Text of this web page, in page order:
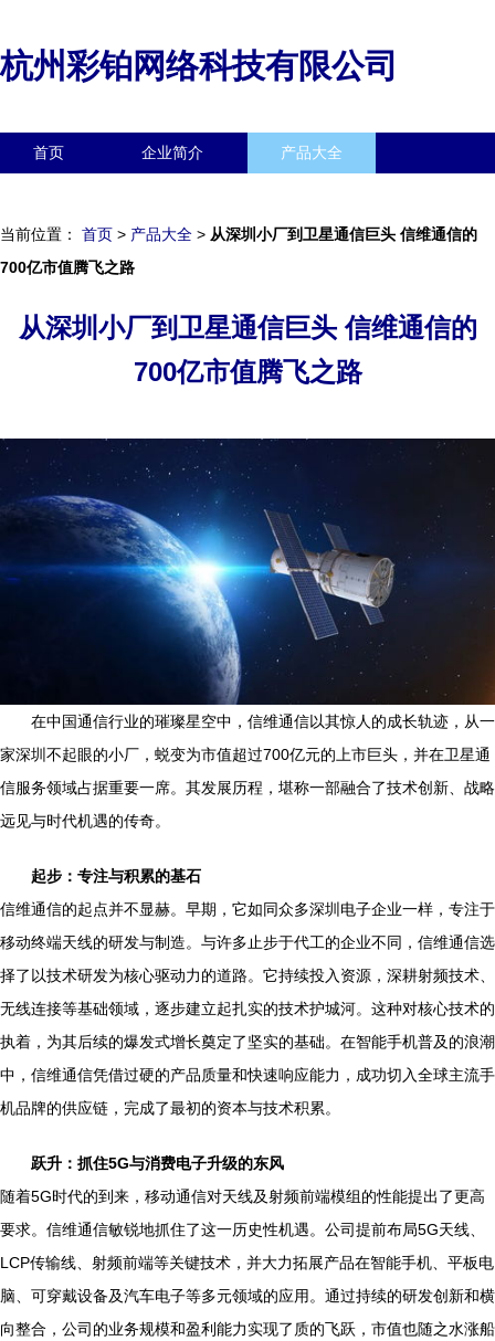
杭州彩铂网络科技有限公司
首页 企业简介 产品大全
当前位置： 首页 > 产品大全 > 从深圳小厂到卫星通信巨头 信维通信的
700亿市值腾飞之路
从深圳小厂到卫星通信巨头 信维通信的
700亿市值腾飞之路
在中国通信行业的璀璨星空中，信维通信以其惊人的成长轨迹，从一
家深圳不起眼的小厂，蜕变为市值超过700亿元的上市巨头，并在卫星通
信服务领域占据重要一席。其发展历程，堪称一部融合了技术创新、战略
远见与时代机遇的传奇。
起步：专注与积累的基石
信维通信的起点并不显赫。早期，它如同众多深圳电子企业一样，专注于
移动终端天线的研发与制造。与许多止步于代工的企业不同，信维通信选
择了以技术研发为核心驱动力的道路。它持续投入资源，深耕射频技术、
无线连接等基础领域，逐步建立起扎实的技术护城河。这种对核心技术的
执着，为其后续的爆发式增长奠定了坚实的基础。在智能手机普及的浪潮
中，信维通信凭借过硬的产品质量和快速响应能力，成功切入全球主流手
机品牌的供应链，完成了最初的资本与技术积累。
跃升：抓住5G与消费电子升级的东风
随着5G时代的到来，移动通信对天线及射频前端模组的性能提出了更高
要求。信维通信敏锐地抓住了这一历史性机遇。公司提前布局5G天线、
LCP传输线、射频前端等关键技术，并大力拓展产品在智能手机、平板电
脑、可穿戴设备及汽车电子等多元领域的应用。通过持续的研发创新和横
向整合，公司的业务规模和盈利能力实现了质的飞跃，市值也随之水涨船